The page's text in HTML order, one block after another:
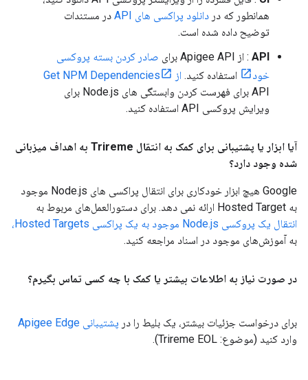
همانطور که در دانلود پراکسی های API
در مستندات
توضیح داده شده است.
API : از Apigee API برای
صادر کردن بسته پروکسی
خود
استفاده کنید. از Get NPM Dependencies
API برای فهرست کردن وابستگی های Node.js برای
ویرایش پروکسی API استفاده کنید.
آیا ابزار یا پشتیبانی برای کمک به انتقال Trireme به اهداف میزبانی
شده وجود دارد؟
Google هیچ ابزار خودکاری برای انتقال پراکسی های Node.js موجود
به Hosted Target ارائه نمی دهد. برای دستورالعمل‌های مربوط به
انتقال یک پروکسی Node.js موجود به یک پراکسی Hosted Targets،
به آموزش‌های موجود در اسناد مراجعه کنید.
در صورت نیاز به اطلاعات بیشتر یا کمک با چه کسی تماس بگیرم؟
برای درخواست جزئیات بیشتر، یک بلیط را در پشتیبانی Apigee Edge
وارد کنید (موضوع: Trireme EOL).